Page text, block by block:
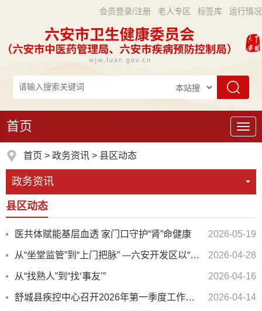
会员登录/注册 老人专区 标签库 运行情况
导
首页
首页 > 政务资讯 > 县区动态
政务资讯
县区动态
医共体赋能基层血透 家门口守护“肾”命健康 2026-05-19
从“坐堂监管”到“上门把脉” ---六安开发区以“主动服务”破解小微企业职业健康治理难题 2026-04-28
从“找熟人”到“找‘事友’” 2026-04-16
舒城县疾控中心召开2026年第一季度工作例会 2026-04-14